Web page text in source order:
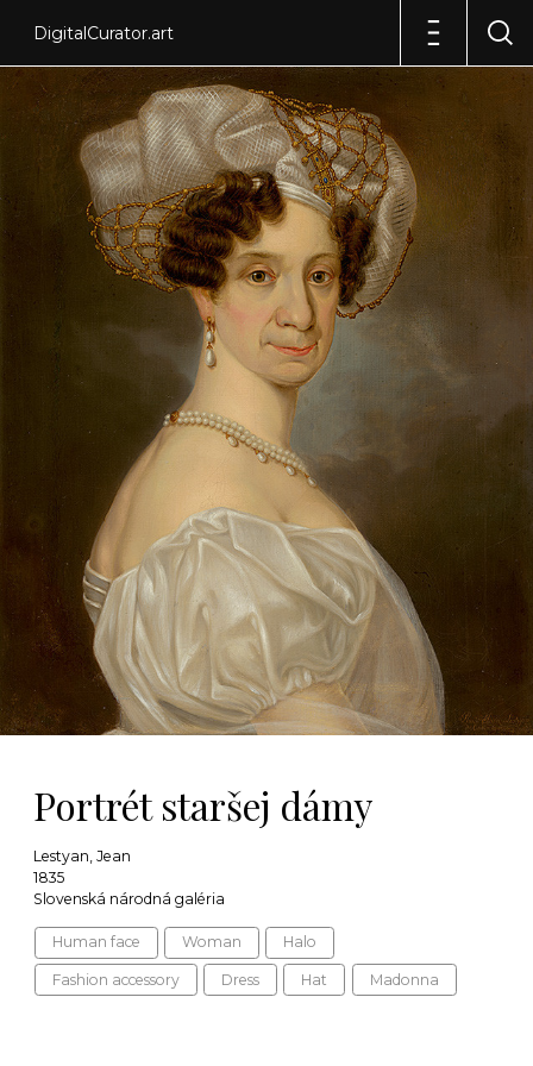
DigitalCurator.art
Portrét staršej dámy
Lestyan, Jean
1835
Slovenská národná galéria
Human face Woman Halo
Fashion accessory Dress Hat Madonna